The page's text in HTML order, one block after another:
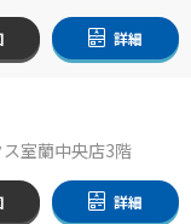
詳細
室蘭中央店3階
詳細